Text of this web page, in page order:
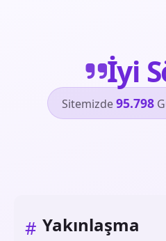
İyi
Sitemizde95.798
# Yakınlaşma